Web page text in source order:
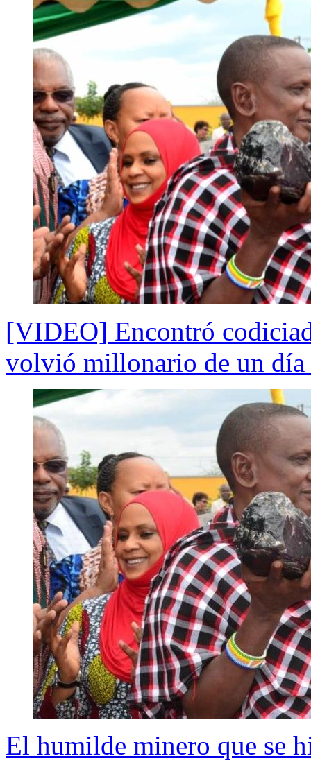
[VIDEO] Encontró
volvió millonario de un día
El humilde minero que se